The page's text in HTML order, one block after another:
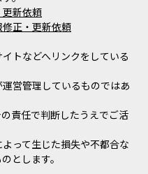
新依頼
正・更新依頼
トなどへリンクをしている
営管理しているものではあ
責任で判断したうえでご活
って生じた損失や不都合な
とします。